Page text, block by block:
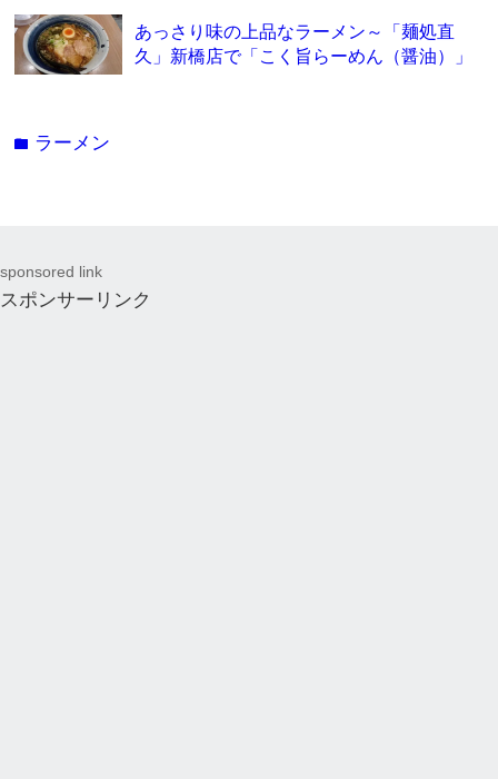
あっさり味の上品なラーメン～「麺処直
久」新橋店で「こく旨らーめん（醤油）」
folder ラーメン
sponsored link
スポンサーリンク